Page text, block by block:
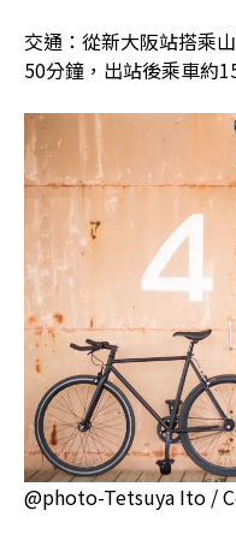
交通：從新大阪站搭乘
50分鐘，出站後乘車約
@photo-Tetsuya Ito /